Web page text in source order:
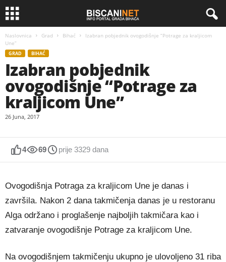
Naslovnica Grad Bihać
Izabran pobjednik ovogodišnje “Potrage za kraljicom
Une”
GRAD BIHAĆ
Izabran pobjednik
ovogodišnje “Potrage za
kraljicom Une”
26 Juna, 2017
4 69 prije 3329 dana
Ovogodišnja Potraga za kraljicom Une je danas i
završila. Nakon 2 dana takmičenja danas je u restoranu
Alga održano i proglašenje najboljih takmičara kao i
zatvaranje ovogodišnje Potrage za kraljicom Une.
Na ovogodišnjem takmičenju ukupno je ulovoljeno 31 riba